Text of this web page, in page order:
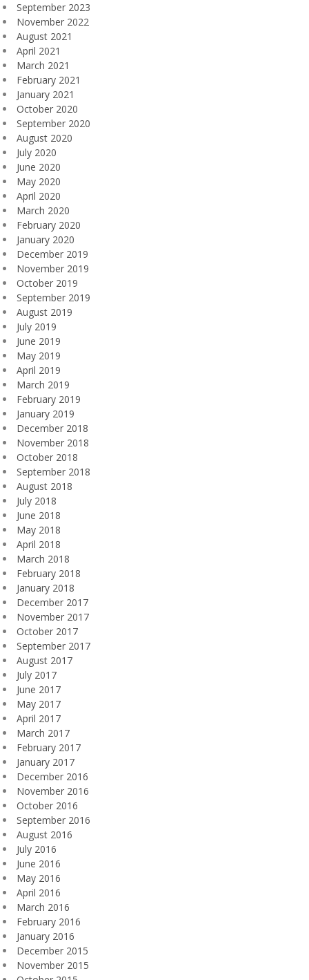
September 2023
November 2022
August 2021
April 2021
March 2021
February 2021
January 2021
October 2020
September 2020
August 2020
July 2020
June 2020
May 2020
April 2020
March 2020
February 2020
January 2020
December 2019
November 2019
October 2019
September 2019
August 2019
July 2019
June 2019
May 2019
April 2019
March 2019
February 2019
January 2019
December 2018
November 2018
October 2018
September 2018
August 2018
July 2018
June 2018
May 2018
April 2018
March 2018
February 2018
January 2018
December 2017
November 2017
October 2017
September 2017
August 2017
July 2017
June 2017
May 2017
April 2017
March 2017
February 2017
January 2017
December 2016
November 2016
October 2016
September 2016
August 2016
July 2016
June 2016
May 2016
April 2016
March 2016
February 2016
January 2016
December 2015
November 2015